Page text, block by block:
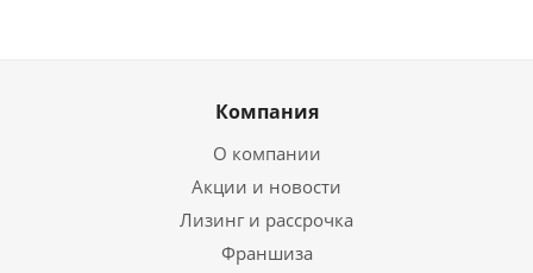
Компания
О компании
Акции и новости
Лизинг и рассрочка
Франшиза